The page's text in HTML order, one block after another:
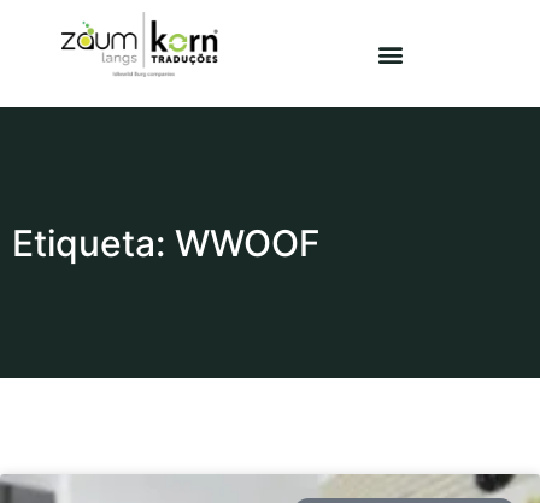
Etiqueta: WWOOF